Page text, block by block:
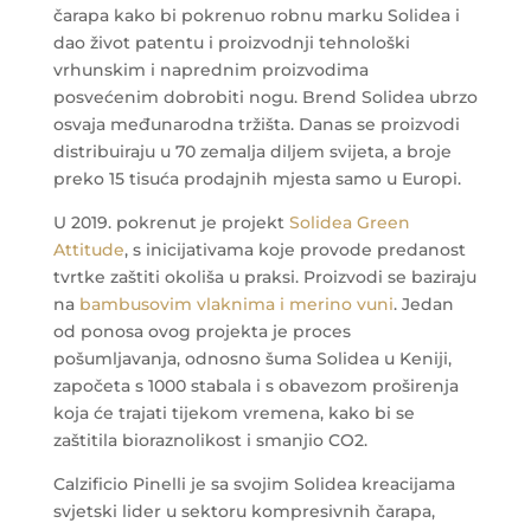
čarapa kako bi pokrenuo robnu marku Solidea i
dao život patentu i proizvodnji tehnološki
vrhunskim i naprednim proizvodima
posvećenim dobrobiti nogu. Brend Solidea ubrzo
osvaja međunarodna tržišta. Danas se proizvodi
distribuiraju u 70 zemalja diljem svijeta, a broje
preko 15 tisuća prodajnih mjesta samo u Europi.
U 2019. pokrenut je projekt Solidea Green
Attitude, s inicijativama koje provode predanost
tvrtke zaštiti okoliša u praksi. Proizvodi se baziraju
na bambusovim vlaknima i merino vuni. Jedan
od ponosa ovog projekta je proces
pošumljavanja, odnosno šuma Solidea u Keniji,
započeta s 1000 stabala i s obavezom proširenja
koja će trajati tijekom vremena, kako bi se
zaštitila bioraznolikost i smanjio CO2.
Calzificio Pinelli je sa svojim Solidea kreacijama
svjetski lider u sektoru kompresivnih čarapa,